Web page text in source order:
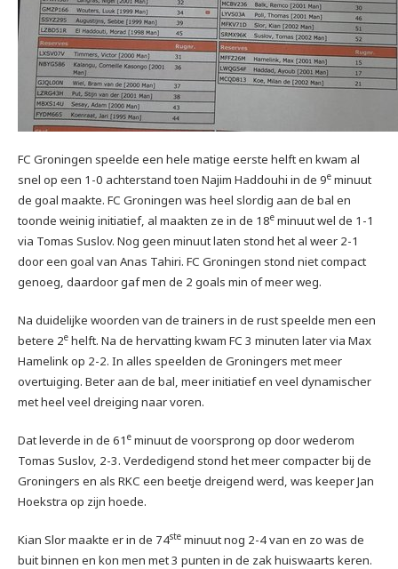
FC Groningen speelde een hele matige eerste helft en kwam al
snel op een 1-0 achterstand toen Najim Haddouhi in de 9e minuut
de goal maakte. FC Groningen was heel slordig aan de bal en
toonde weinig initiatief, al maakten ze in de 18e minuut wel de 1-1
via Tomas Suslov. Nog geen minuut laten stond het al weer 2-1
door een goal van Anas Tahiri. FC Groningen stond niet compact
genoeg, daardoor gaf men de 2 goals min of meer weg.
Na duidelijke woorden van de trainers in de rust speelde men een
betere 2e helft. Na de hervatting kwam FC 3 minuten later via Max
Hamelink op 2-2. In alles speelden de Groningers met meer
overtuiging. Beter aan de bal, meer initiatief en veel dynamischer
met heel veel dreiging naar voren.
Dat leverde in de 61 e minuut de voorsprong op door wederom
Tomas Suslov, 2-3. Verdedigend stond het meer compacter bij de
Groningers en als RKC een beetje dreigend werd, was keeper Jan
Hoekstra op zijn hoede.
Kian Slor maakte er in de 74ste minuut nog 2-4 van en zo was de
buit binnen en kon men met 3 punten in de zak huiswaarts keren.